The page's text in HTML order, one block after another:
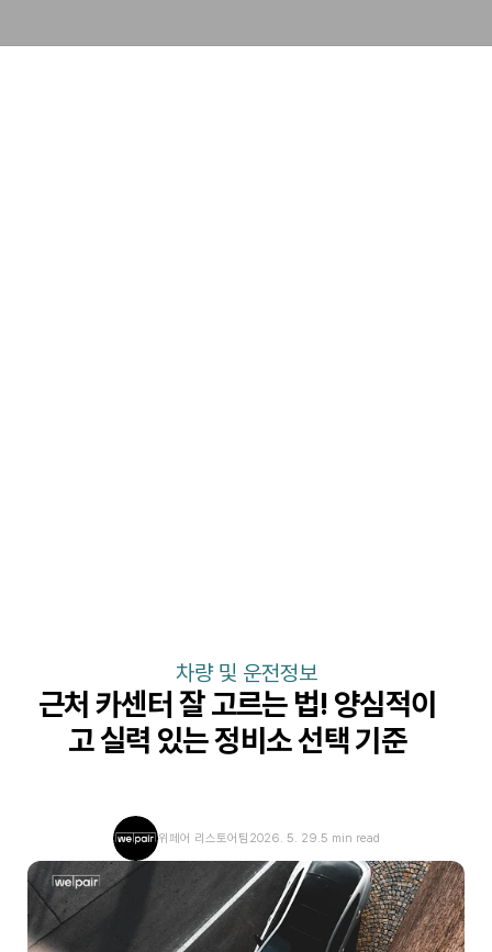
차량 및 운전정보
근처 카센터 잘 고르는 법! 양심적이
고 실력 있는 정비소 선택 기준
위페어 리스토어팀 2026. 5. 29. 5 min read